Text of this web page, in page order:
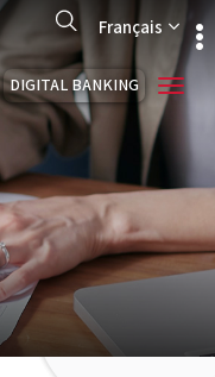
Français
Search
DIGITAL BANKING